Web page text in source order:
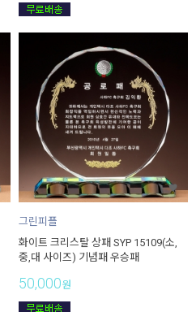
그린피플
화이트 크리스탈 상패 SYP 15109(소,
중,대 사이즈) 기념패 우승패
50,000원